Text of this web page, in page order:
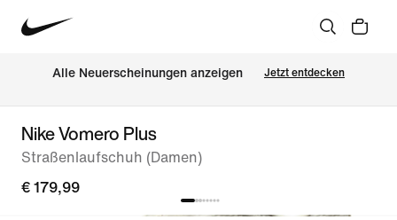
Alle Neuerscheinungen anzeigen Jetzt entdecken
Nike Vomero Plus
Straßenlaufschuh (Damen)
€ 179,99